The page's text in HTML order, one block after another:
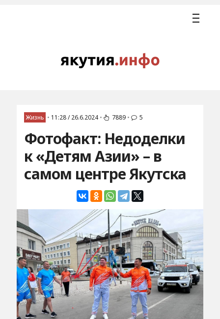
Жизнь • 11:28 / 26.6.2024 • 7889 • 5
Фотофакт: Недоделки
к «Детям Азии» – в
самом центре Якутска